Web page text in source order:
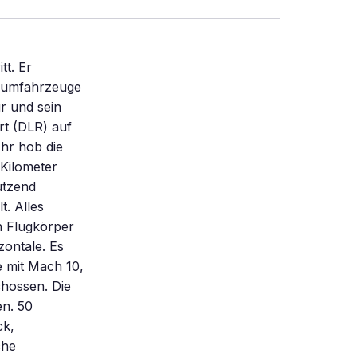
und mit Steuerrudern im dichten unteren Teil der Atmosphäre eine größere Flexibilität bei Wiedereintritt und Landemanöver. Der Zielkorridor könnte ein ganzer Kontinent sein. „Damit wären wir sogar flexibler als das Space Shuttle – und das ohne Extraflügel”, sagt Weihs. Erfolgreich war auch die sogenannte Effusionskühlung einer Experimentalkachel am Raumgleiter. In einer solchen Kachel lassen die Forscher Stickstoff nach außen strömen. Das Gas nimmt die Wärme der Kachel mit und bildet einen kühlenden Film auf der Außenhaut. Shefex III soll diese Kühlung erstmals in der Nasenkante tragen, da sich bei g